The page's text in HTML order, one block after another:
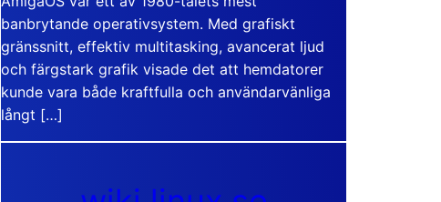
banbrytande operativsystem. Med grafiskt
gränssnitt, effektiv multitasking, avancerat ljud
och färgstark grafik visade det att hemdatorer
kunde vara både kraftfulla och användarvänliga
långt […]